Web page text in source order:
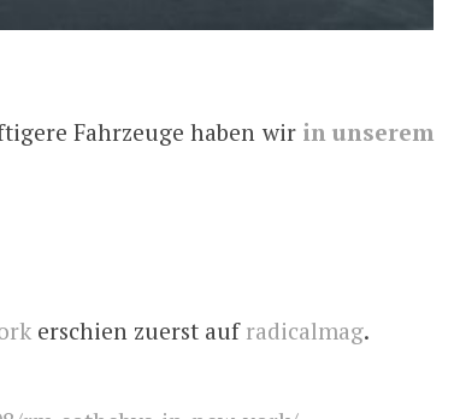
Fahrzeuge haben wir in unserem
erschien zuerst auf radicalmag.